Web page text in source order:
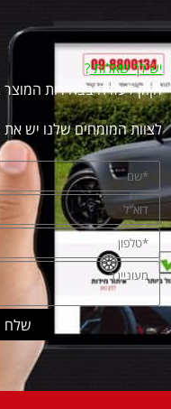
יש לך שאלות?
זקוק לעזרה בבחירות
לצוות המומחים שלנו יש